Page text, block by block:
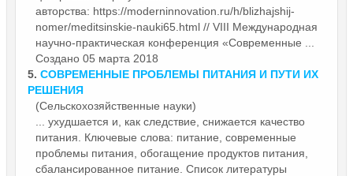
авторства: https://moderninnovation.ru/h/blizhajshij-
nomer/meditsinskie-nauki65.html // VIII Международная
научно-практическая конференция «Современные ...
Создано 05 марта 2018
5. СОВРЕМЕННЫЕ ПРОБЛЕМЫ ПИТАНИЯ И ПУТИ ИХ
РЕШЕНИЯ
(Сельскохозяйственные науки)
... ухудшается и, как следствие, снижается качество
питания. Ключевые слова: питание, современные
проблемы питания, обогащение продуктов питания,
сбалансированное питание. Список литературы